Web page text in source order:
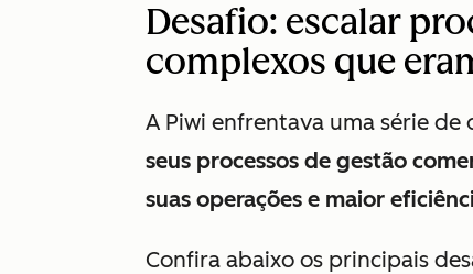
Desafio: escalar
complexos que
A Piwi enfrentava uma série de
seus processos de gestão
suas operações e maior
Confira abaixo os principais